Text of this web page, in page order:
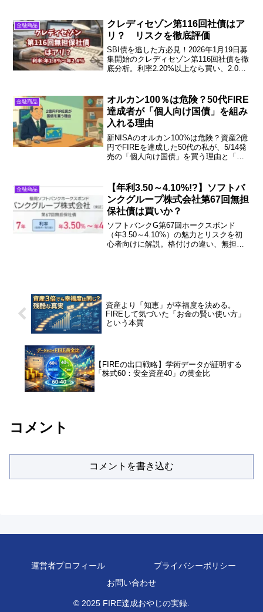
で賢くポイ活を始めましょう！
金融商品
クレディセゾン第116回社債はア
リ？ リスクを徹底評価
SBI債を逃した方必見！2026年1月19日募
集開始のクレディセゾン第116回社債を徹
底分析。利率2.20%以上なら買い、2.00%
解説します。
金融商品
オルカン100％は危険？50代FIRE
達成者が「個人向け国債」を組み
入れる理由
新NISAのオルカン100%は危険？資産2億
円でFIREを達成した50代の私が、5/14発
売の「個人向け国債」を買う理由と「債
す。
金融商品
【年利3.50～4.10%!?】ソフトバ
ンクグループ株式会社第67回無担
保社債は買いか？
ソフトバンクG第67回ホークスボンド
（年3.50～4.10%）の魅力とリスクを初
心者向けに解説。格付けの違い、無担保
資産より「知恵」が幸福度を決める。
FIREして気づいた「お金の賢い使い方」
という本質
【FIREの出口戦略】学術データが証明する
「株式60：安全資産40」の黄金比
コメント
コメントを書き込む
運営者プロフィール
プライバシーポリシー
お問い合わせ
© 2025 FIRE達成おやじの実録.